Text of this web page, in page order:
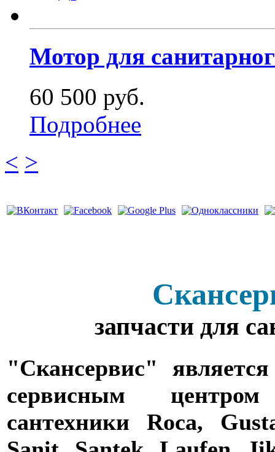
Мотор для
60 500 руб.
Подробнее
< >
запчасти для
"Скансервис"
сервисным
сантехники Roca,